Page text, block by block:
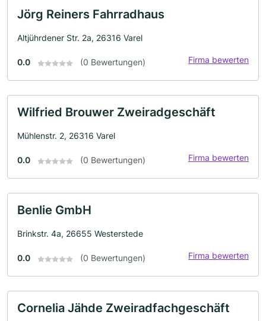
Jörg Reiners Fahrradhaus
Altjührdener Str. 2a, 26316 Varel
0.0 (0 Bewertungen) Firma bewerten
Wilfried Brouwer Zweiradgeschäft
Mühlenstr. 2, 26316 Varel
0.0 (0 Bewertungen) Firma bewerten
Benlie GmbH
Brinkstr. 4a, 26655 Westerstede
0.0 (0 Bewertungen) Firma bewerten
Cornelia Jähde Zweiradfachgeschäft